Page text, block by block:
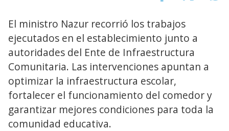
El ministro Nazur recorrió los trabajos
ejecutados en el establecimiento junto a
autoridades del Ente de Infraestructura
Comunitaria. Las intervenciones apuntan a
optimizar la infraestructura escolar,
fortalecer el funcionamiento del comedor y
garantizar mejores condiciones para toda la
comunidad educativa.